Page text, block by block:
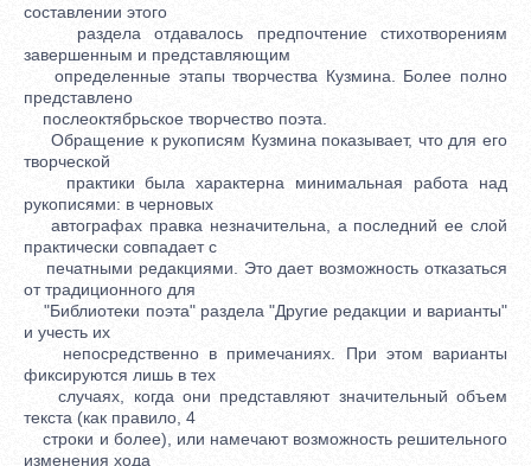
составлении этого
раздела отдавалось предпочтение стихотворениям
завершенным и представляющим
определенные этапы творчества Кузмина. Более полно
представлено
послеоктябрьское творчество поэта.
Обращение к рукописям Кузмина показывает, что для его
творческой
практики была характерна минимальная работа над
рукописями: в черновых
автографах правка незначительна, а последний ее слой
практически совпадает с
печатными редакциями. Это дает возможность отказаться
от традиционного для
"Библиотеки поэта" раздела "Другие редакции и варианты"
и учесть их
непосредственно в примечаниях. При этом варианты
фиксируются лишь в тех
случаях, когда они представляют значительный объем
текста (как правило, 4
строки и более), или намечают возможность решительного
изменения хода